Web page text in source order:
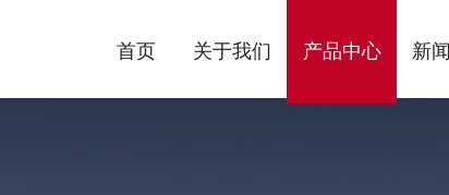
首页 关于我们 产品中心 新